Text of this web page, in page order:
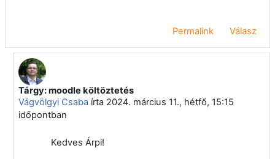
Permalink Válasz
Válasz erre: Berényi Árpád
Tárgy: moodle költöztetés
Vágvölgyi Csabaírta 2024. március 11., hétfő, 15:15
időpontban
Kedves Árpi!